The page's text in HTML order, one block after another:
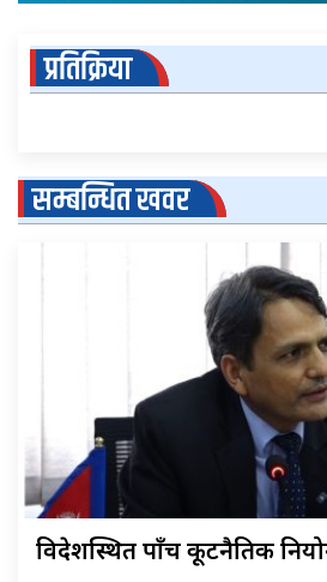
प्रतिक्रिया
सम्बन्धित खवर
विदेशस्थित पाँच कूटनैतिक